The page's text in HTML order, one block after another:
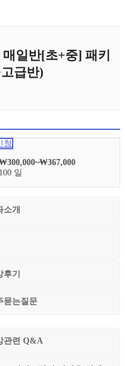
매일반[초+중] 패키
급반)
소개
후기
묻는질문
관련 Q&A
청
300,000~₩367,000
100 일